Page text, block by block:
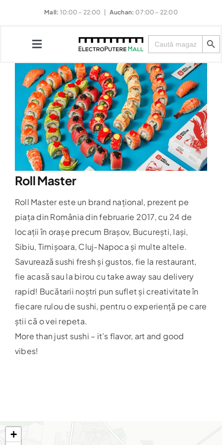
Mall: 10:00 – 22:00 | Auchan: 07:00 – 22:00
Toggle
Navigation
Magazine
Restaurante
Divertisment
Evenimente
Noutăți & Promoții
Harta
Search
for:
Search Button
Roll Master
Roll Master este un brand național, prezent pe
piața din România dinfebruarie 2017, cu 24 de
locații în orașe precum Brașov, București, Iași,
Sibiu, Timișoara, Cluj-Napoca și multe altele.
Savurează sushi fresh și gustos, fie la restaurant,
fie acasă sau la birou cu take away sau delivery
rapid! Bucătarii noștri pun suflet și creativitate în
fiecare rulou de sushi, pentru o experiență pe care
știi că o vei repeta.
More than just sushi – it’s flavor, art and good
vibes!
+